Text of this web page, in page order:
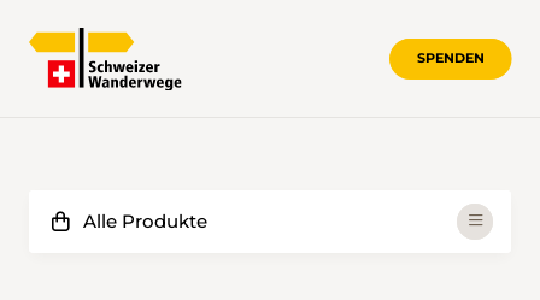
SPENDEN